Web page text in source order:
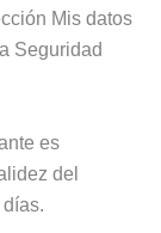
Mis datos
Seguridad
es
del